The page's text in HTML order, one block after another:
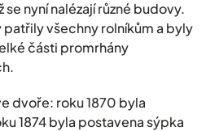
nyní nalézají různé budovy.
všechny rolníkům a byly
části promrhány
dvoře: roku 1870 byla
1874 byla postavena sýpka